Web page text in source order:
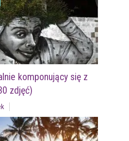
komponujący się z
zdjęć)